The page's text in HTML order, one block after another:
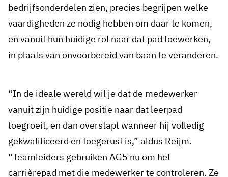
bedrijfsonderdelen zien, precies begrijpen welke
vaardigheden ze nodig hebben om daar te komen,
en vanuit hun huidige rol naar dat pad toewerken,
in plaats van onvoorbereid van baan te veranderen.
“In de ideale wereld wil je dat de medewerker
vanuit zijn huidige positie naar dat leerpad
toegroeit, en dan overstapt wanneer hij volledig
gekwalificeerd en toegerust is,” aldus Reijm.
“Teamleiders gebruiken AG5 nu om het
carrièrepad met die medewerker te controleren. Ze